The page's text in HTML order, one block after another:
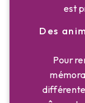
est
Des
Pour